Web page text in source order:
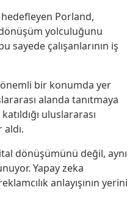
hedefleyen Porland,
yolculuğunu
sayede çalışanlarının iş
önemli bir konumda yer
alanda tanıtmaya
uluslararası
dönüşümünü değil, aynı
Yapay zeka
anlayışının yerini